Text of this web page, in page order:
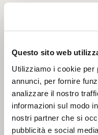
Questo sito web
Utilizziamo i cookie per
annunci, per fornire
analizzare il nostro
informazioni sul modo
nostri partner che si
pubblicità e social
TUTTI I PRODOTTI
2019
SUGGERIMENTI